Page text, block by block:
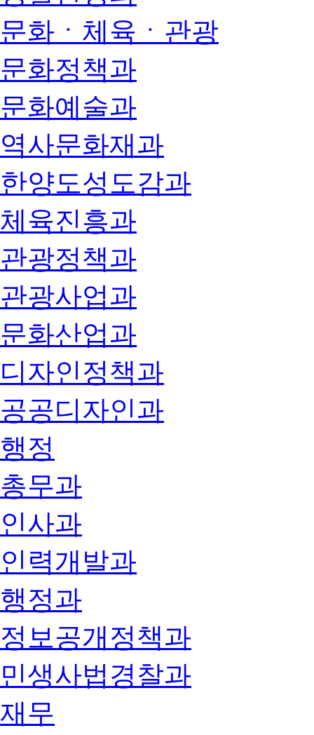
문화ㆍ체육ㆍ관광
문화정책과
문화예술과
역사문화재과
한양도성도감과
체육진흥과
관광정책과
관광사업과
문화산업과
디자인정책과
공공디자인과
행정
총무과
인사과
인력개발과
행정과
정보공개정책과
민생사법경찰과
재무